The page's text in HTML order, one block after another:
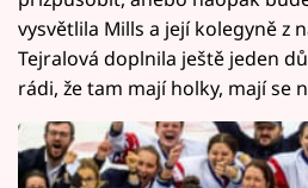
vysvětlila Mills a její kolegyně z
Tejralová doplnila ještě jeden
rádi, že tam mají holky, mají se